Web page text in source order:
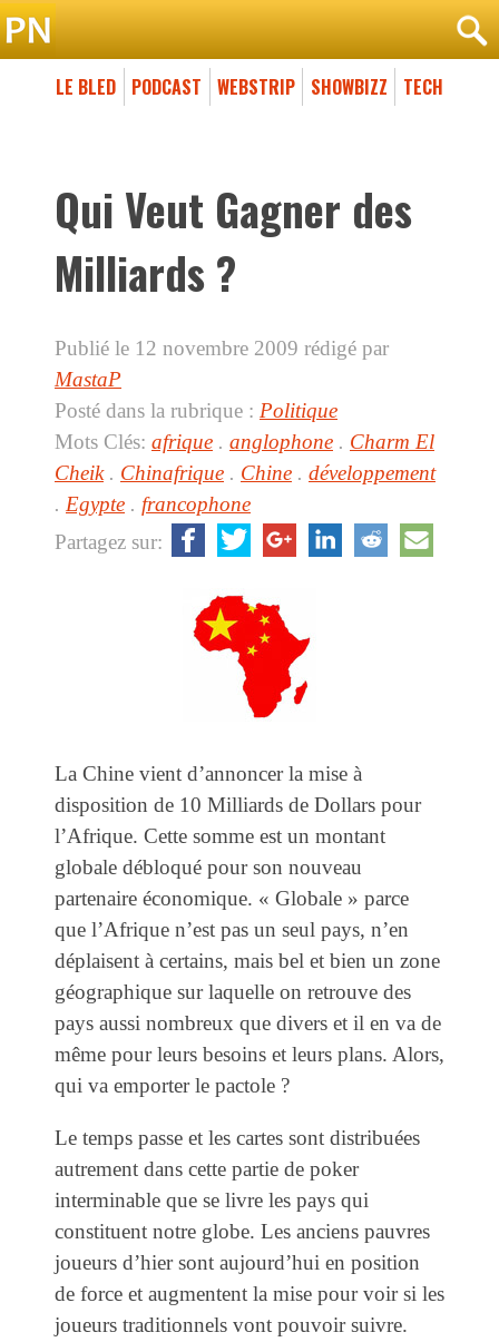
LE BLED PODCAST WEBSTRIP SHOWBIZZ TECH
Qui Veut Gagner des
Milliards ?
Publié le 12 novembre 2009 rédigé par
MastaP
Posté dans la rubrique : Politique
Mots Clés: afrique . anglophone . Charm El
Cheik. Chinafrique . Chine . développement
. Egypte . francophone
Partagez sur:
La Chine vient d’annoncer la mise à
disposition de 10 Milliards de Dollars pour
l’Afrique. Cette somme est un montant
globale débloqué pour son nouveau
partenaire économique. « Globale » parce
que l’Afrique n’est pas un seul pays, n’en
déplaisent à certains, mais bel et bien un zone
géographique sur laquelle on retrouve des
pays aussi nombreux que divers et il en va de
même pour leurs besoins et leurs plans. Alors,
qui va emporter le pactole ?
Le temps passe et les cartes sont distribuées
autrement dans cette partie de poker
interminable que se livre les pays qui
constituent notre globe. Les anciens pauvres
joueurs d’hier sont aujourd’hui en position
de force et augmentent la mise pour voir si les
joueurs traditionnels vont pouvoir suivre.